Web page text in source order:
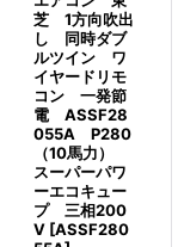
芝 1方向吹出
し 同時ダブ
ルツイン ワ
イヤードリモ
コン 一発節
電 ASSF28
055A P280
（10馬力）
スーパーパワ
ーエコキュー
プ 三相200
V [ASSF280